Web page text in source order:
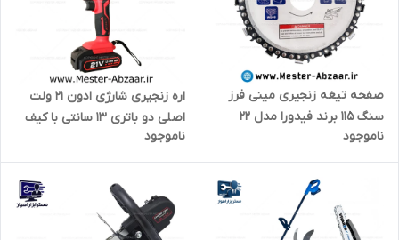
صفحه تیغه زنجیری مینی فرز
سنگ 115 برند فیدورا مدل 22
fidora
ناموجود
اره زنجیری شارژی ادون 21 ولت
اصلی دو باتری 13 سانتی با کیف
مدل EDON UCS-21/20
ناموجود